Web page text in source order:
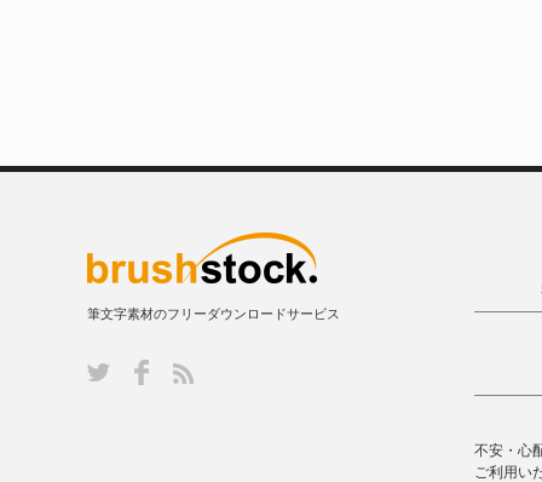
不安・心
ご利用い
筆文字素材のフリーダウンロードサービス